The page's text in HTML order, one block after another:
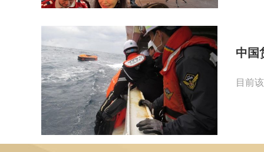
中国
目前